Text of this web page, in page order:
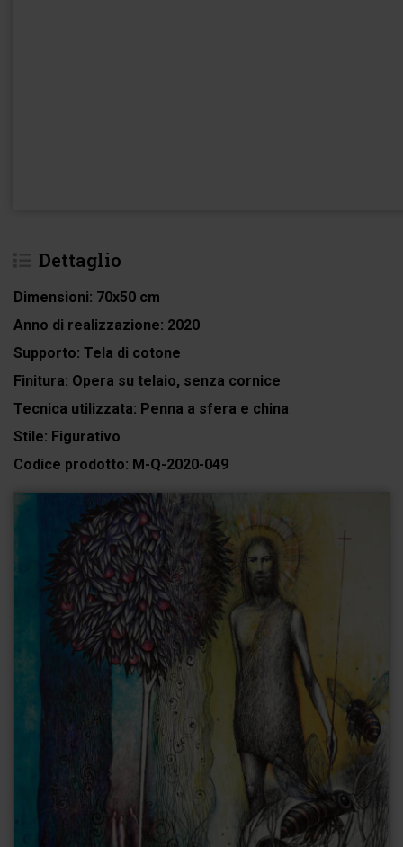
Dettaglio
Dimensioni: 70x50 cm
Anno di realizzazione: 2020
Supporto: Tela di cotone
Finitura: Opera su telaio, senza cornice
Tecnica utilizzata: Penna a sfera e china
Stile: Figurativo
Codice prodotto: M-Q-2020-049